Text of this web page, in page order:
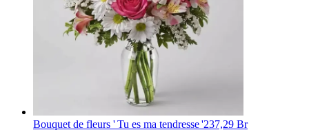
Bouquet de fleurs ' Tu es ma tendresse '237,29 Br